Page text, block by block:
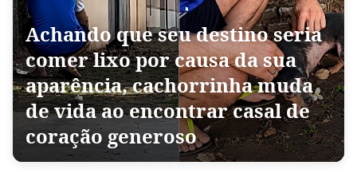
Achando que seu destino seria
comer lixo por causa da sua
aparência, cachorrinha muda
de vida ao encontrar casal de
coração generoso